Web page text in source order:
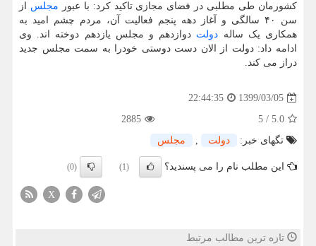
کشورمان‬ طی‬ مطلبی‬ در فضای‬ مجازی‬ تاکید‬ کرد: ‏با عبور مجلس از
سن ۴۰ سالگی و آغاز دهه پنجم فعالیت آن، مردم چشم امید به
همکاری یک ساله دولت
دوازدهم و ‎مجلس یازدهم دوخته اند. وی
ادامه داد: دولت از الان دست دوستی خودرا به سمت مجلس جدید
دراز می کند.
1399/03/05
22:44:35
5.0
/
5
2885
تگهای خبر:
دولت , مجلس
این مطلب نام را می پسندید؟ (1)
(0)
X
تازه ترین مطالب مرتبط